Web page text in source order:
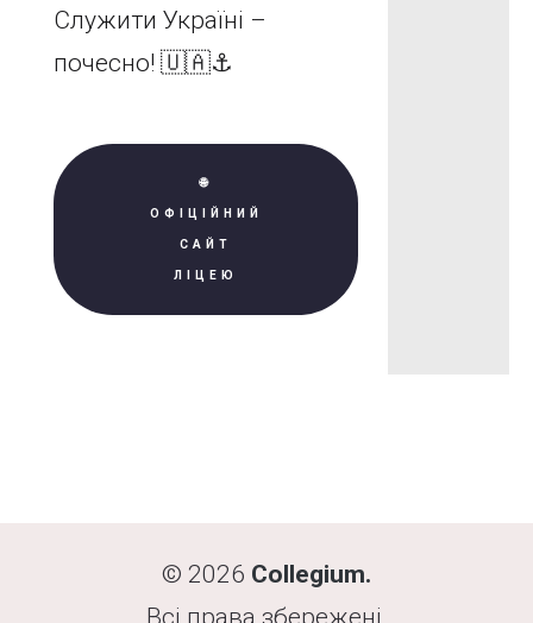
Служити Україні –
почесно! 🇺🇦⚓
🌐
ОФІЦІЙНИЙ
САЙТ
ЛІЦЕЮ
© 2026 Collegium.
Всі права збережені.